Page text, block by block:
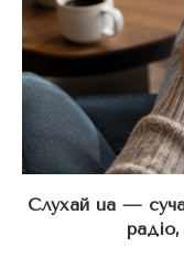
Слухай ua —